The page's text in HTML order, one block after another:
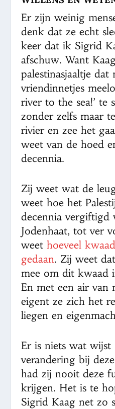
Er zijn weinig
denk dat ze echt
keer dat ik Sigrid
afschuw. Want
palestinasjaaltje dat
vriendinnetjes
river to the sea!’ te
zonder zelfs maar
rivier en zee het
weet van de hoed
decennia.
Zij weet wat de
weet hoe het
decennia
Jodenhaat, tot ver
weethoeveel
gedaan. Zij weet
mee om dit kwaad
En met een air van
eigent ze zich het
liegen en
Er is niets wat wijst
verandering bij
had zij nooit deze
krijgen. Het is te
Sigrid Kaag net zo